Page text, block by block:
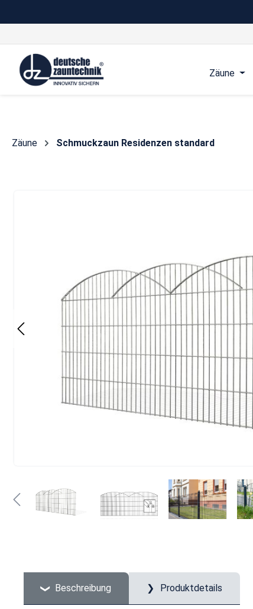
Zäune
Zäune Schmuckzaun Residenzen standard
Beschreibung Produktdetails